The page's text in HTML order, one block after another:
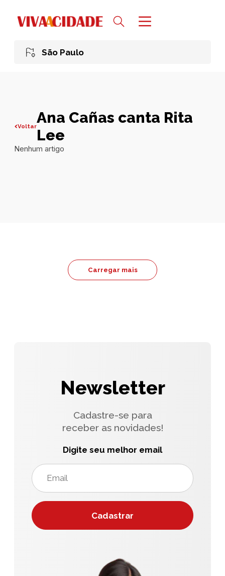
São Paulo
VoltarAna Cañas canta Rita
Lee
Nenhum artigo
Carregar mais
Newsletter
Cadastre-se para
receber as novidades!
Digite seu melhor email